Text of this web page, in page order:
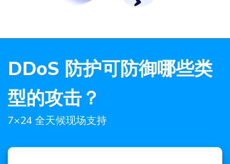
DDoS 防护可防御哪些类
型的攻击？
7×24 全天候现场支持